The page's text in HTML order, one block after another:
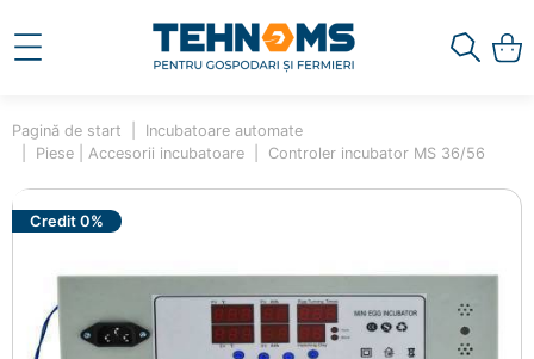
Pagină de start
Incubatoare automate
Piese | Accesorii incubatoare
Controler incubator MS 36/56
Credit 0%